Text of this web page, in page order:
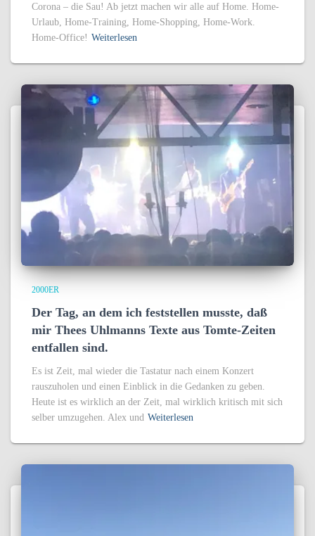
Corona – die Sau! Ab jetzt machen wir alle auf Home. Home-
Urlaub, Home-Training, Home-Shopping, Home-Work.
Home-Office! Weiterlesen
2000ER
Der Tag, an dem ich feststellen musste, daß
mir Thees Uhlmanns Texte aus Tomte-Zeiten
entfallen sind.
Es ist Zeit, mal wieder die Tastatur nach einem Konzert
rauszuholen und einen Einblick in die Gedanken zu geben.
Heute ist es wirklich an der Zeit, mal wirklich kritisch mit sich
selber umzugehen. Alex und Weiterlesen